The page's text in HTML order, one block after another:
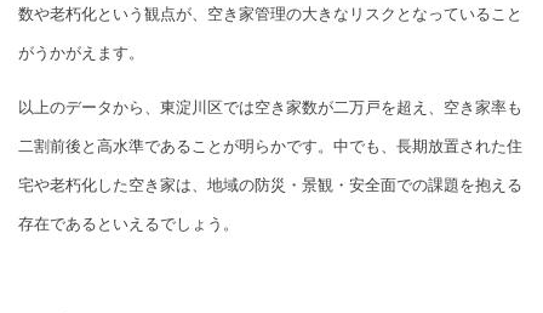
数や老朽化という観点が、空き家管理の大きなリスクとなっていること
がうかがえます。
以上のデータから、東淀川区では空き家数が二万戸を超え、空き家率も
二割前後と高水準であることが明らかです。中でも、長期放置された住
宅や老朽化した空き家は、地域の防災・景観・安全面での課題を抱える
存在であるといえるでしょう。